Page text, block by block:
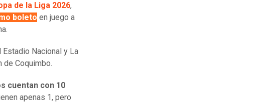
de la Liga 2026,
boleto en juego a
Estadio Nacional y La
de Coquimbo.
cuentan con 10
apenas 1, pero